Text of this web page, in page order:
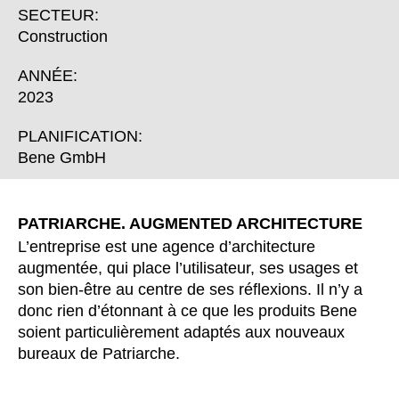
Bulgaria
Canada(CA)
Corée du Sud
Côte d'Ivoire(CI)
Danemark
France
Ghana(GH)
Grande-Bretagne(GB)
Grèce (GR)
Guinée
SECTEUR:
Construction
ANNÉE:
2023
PLANIFICATION:
Bene GmbH
PATRIARCHE. AUGMENTED ARCHITECTURE
L’entreprise est une agence d’architecture
augmentée, qui place l’utilisateur, ses usages et
son bien-être au centre de ses réflexions. Il n’y a
donc rien d’étonnant à ce que les produits Bene
soient particulièrement adaptés aux nouveaux
bureaux de Patriarche.